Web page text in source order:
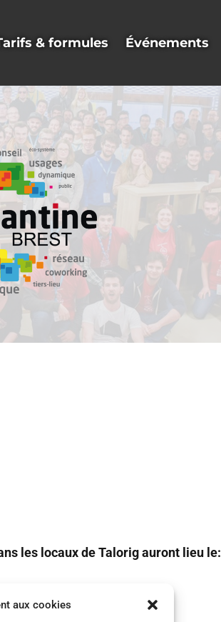
aux cookies
& formules Événements
les locaux de Talorig auront lieu le: